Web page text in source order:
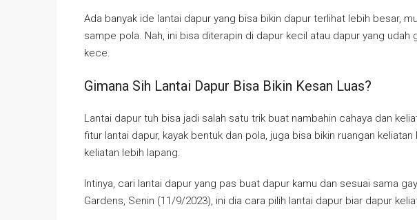
Ada banyak ide lantai dapur yang bisa bikin dapur terlihat lebih besar,
sampe pola. Nah, ini bisa diterapin di dapur kecil atau dapur yang udah
kece.
Gimana Sih Lantai Dapur Bisa Bikin Kesan Luas?
Lantai dapur tuh bisa jadi salah satu trik buat nambahin cahaya dan
fitur lantai dapur, kayak bentuk dan pola, juga bisa bikin ruangan
keliatan lebih lapang.
Intinya, cari lantai dapur yang pas buat dapur kamu dan sesuai sama
Gardens, Senin (11/9/2023), ini dia cara pilih lantai dapur biar dapur